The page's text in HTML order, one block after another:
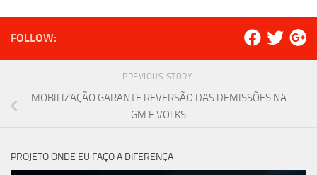
FOLLOW:
PREVIOUS STORY
MOBILIZAÇÃO GARANTE REVERSÃO DAS DEMISSÕES NA
GM E VOLKS
PROJETO ONDE EU FAÇO A DIFERENÇA